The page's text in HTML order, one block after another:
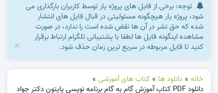
توجه: برخی از فایل های پروژه یار توسط کاربران بارگذاری می
شود، پروژه یار هیچگونه مسئولیتی در قبال فایل های انتشار
شده که حق نشر در آن ها نقض شده است را ندارد، در صورت
مشاهده اینگونه فایل ها لطفا با پشتیبانی تلگرام ارتباط برقرار
کنید تا فایل مربوطه در سریع ترین زمان حذف شود.
×
خانه » دانلود ها » کتاب های آموزشی »
دانلود PDF کتاب آموزش گام به گام برنامه نویسی پایتون دکتر جواد